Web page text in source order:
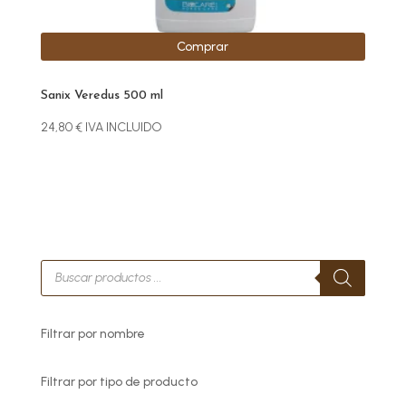
Sanix Veredus 500 ml
24,80€ IVA INCLUIDO
Comprar
Búsqueda
productos
Filtrar por nombre
Filtrar por tipo de producto